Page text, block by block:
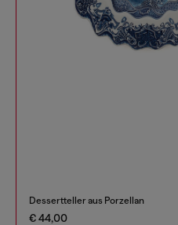
Dessertteller aus Porzellan
€ 44,00